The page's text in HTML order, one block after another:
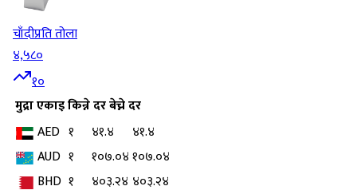
चाँदीप्रति तोला
४,५८०
१०
मुद्राएकाइकिन्ने दरबेच्ने दर
AED १ ४१.४
४१.४
AUD १ १०७.०४१०७.०४
BHD १ ४०३.२४ ४०३.२४